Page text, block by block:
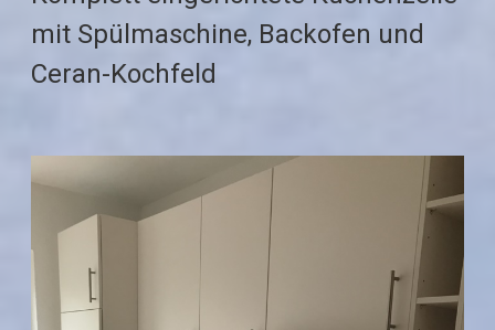
mit Spülmaschine, Backofen und
Ceran-Kochfeld